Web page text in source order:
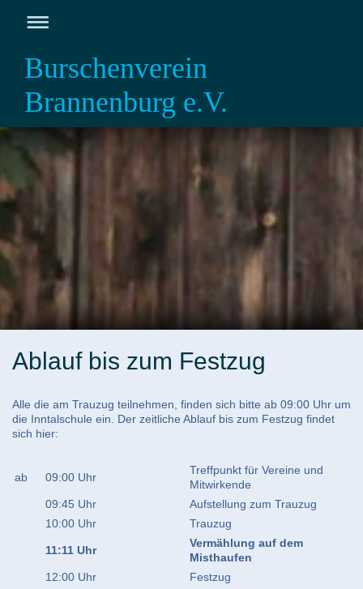
Burschenverein
Brannenburg e.V.
Ablauf bis zum Festzug
Alle die am Trauzug teilnehmen, finden sich bitte ab 09:00 Uhr um
die Inntalschule ein. Der zeitliche Ablauf bis zum Festzug findet
sich hier:
ab 09:00 Uhr
Treffpunkt für Vereine und
Mitwirkende
09:45 Uhr
Aufstellung zum Trauzug
10:00 Uhr
Trauzug
11:11 Uhr
Vermählung auf dem
Misthaufen
12:00 Uhr
Festzug